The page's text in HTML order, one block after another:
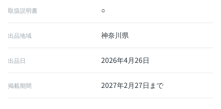
取扱説明書 ○
出品地域 神奈川県
出品日 2026年4月26日
掲載期間 2027年2月27日まで